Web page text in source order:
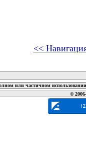
<<
или частичном
©